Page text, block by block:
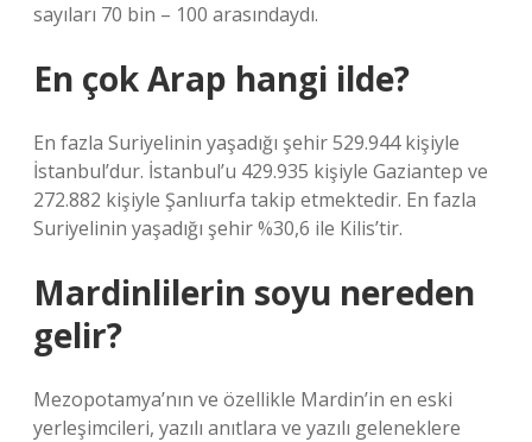
sayıları 70 bin – 100 arasındaydı.
En çok Arap hangi ilde?
En fazla Suriyelinin yaşadığı şehir 529.944 kişiyle
İstanbul’dur. İstanbul’u 429.935 kişiyle Gaziantep ve
272.882 kişiyle Şanlıurfa takip etmektedir. En fazla
Suriyelinin yaşadığı şehir %30,6 ile Kilis’tir.
Mardinlilerin soyu nereden
gelir?
Mezopotamya’nın ve özellikle Mardin’in en eski
yerleşimcileri, yazılı anıtlara ve yazılı geleneklere